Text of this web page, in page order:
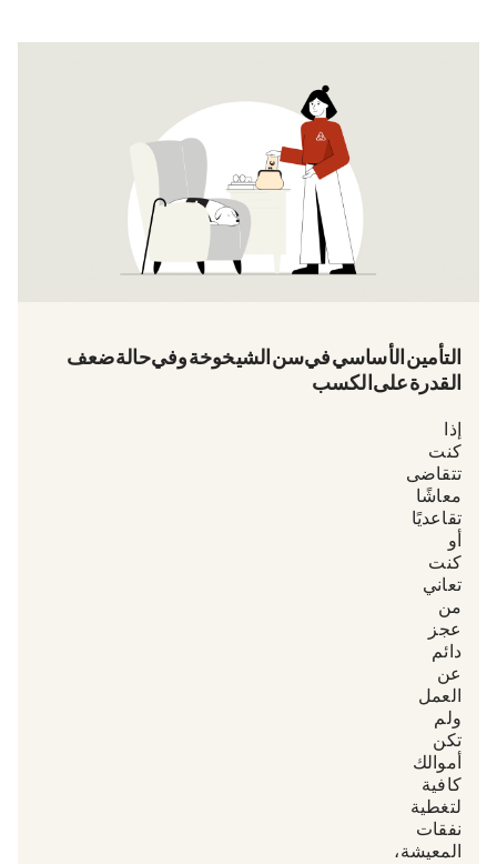
التأمين الأساسي في سن الشيخوخة وفي حالة ضعف
القدرة على الكسب
إذا
كنت
تتقاضى
معاشًا
تقاعديًا
أو
كنت
تعاني
من
عجز
دائم
عن
العمل
ولم
تكن
أموالك
كافية
لتغطية
نفقات
المعيشة،